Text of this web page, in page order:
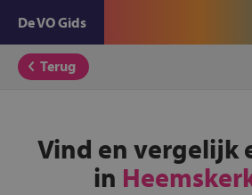
De VO Gids
Terug
Vind en vergelijk
in